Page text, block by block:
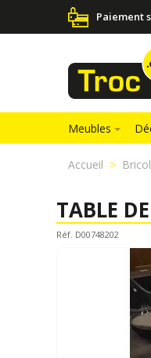
Paiement
Meubles
Accueil
TABLE
Réf. D00748202